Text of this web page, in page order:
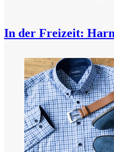
In der Freizeit: